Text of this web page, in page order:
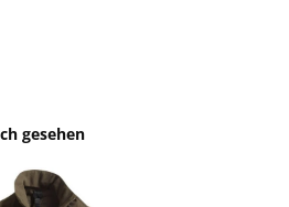
gesehen